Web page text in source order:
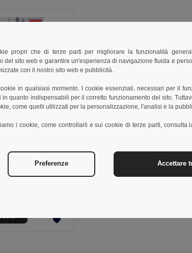
propri che di terze parti per migliorare la funzionalità
del sito web e garantire un'esperienza di navigazione fluida e
con il nostro sito web e pubblicità.
in qualsiasi momento. I cookie essenziali, necessari per il
quanto indispensabili per il corretto funzionamento del sito.
come quelli utilizzati per la personalizzazione, l'analisi e la
i cookie, come controllarli e sui cookie di terze parti, consulta
Preferenze Accettare